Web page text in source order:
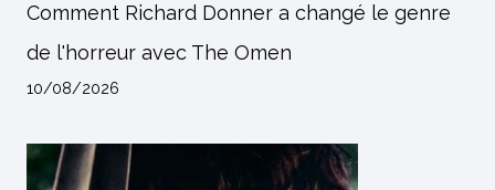
Comment Richard Donner a changé le genre
de l'horreur avec The Omen
10/08/2026